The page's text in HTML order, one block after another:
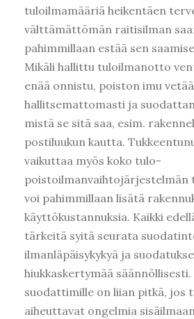
tuloilmamääriä heikentäen
välttämättömän raitisilman
pahimmillaan estää sen
Mikäli hallittu tuloilmanotto
enää onnistu, poiston imu
hallitsemattomasti ja
mistä se sitä saa, esim.
postiluukun kautta.
vaikuttaa myös koko tulo-
poistoilmanvaihtojärjestelmän
voi pahimmillaan lisätä
käyttökustannuksia. Kaikki
tärkeitä syitä seurata
ilmanläpäisykykyä ja
hiukkaskertymää
suodattimille on liian pitkä, jos
aiheuttavat ongelmia